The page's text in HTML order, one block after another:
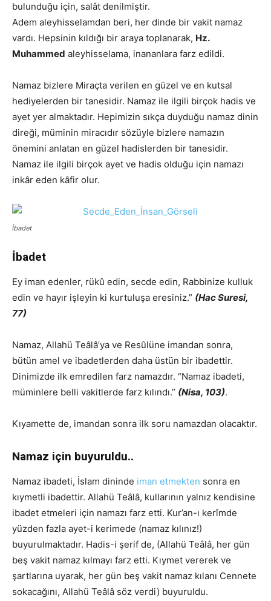
bulunduğu için, salât denilmiştir.
Adem aleyhisselamdan beri, her dinde bir vakit namaz
vardı. Hepsinin kıldığı bir araya toplanarak, Hz.
Muhammed aleyhisselama, inananlara farz edildi.
Namaz bizlere Miraçta verilen en güzel ve en kutsal
hediyelerden bir tanesidir. Namaz ile ilgili birçok hadis ve
ayet yer almaktadır. Hepimizin sıkça duyduğu namaz dinin
direği, müminin miracıdır sözüyle bizlere namazın
önemini anlatan en güzel hadislerden bir tanesidir.
Namaz ile ilgili birçok ayet ve hadis olduğu için namazı
inkâr eden kâfir olur.
İbadet
İbadet
Ey iman edenler, rükû edin, secde edin, Rabbinize kulluk
edin ve hayır işleyin ki kurtuluşa eresiniz.” (Hac Suresi,
77)
Namaz, Allahü Teâlâ’ya ve Resûlüne imandan sonra,
bütün amel ve ibadetlerden daha üstün bir ibadettir.
Dinimizde ilk emredilen farz namazdır. “Namaz ibadeti,
müminlere belli vakitlerde farz kılındı.” (Nisa, 103).
Kıyamette de, imandan sonra ilk soru namazdan olacaktır.
Namaz için buyuruldu..
Namaz ibadeti, İslam dininde iman etmekten sonra en
kıymetli ibadettir. Allahü Teâlâ, kullarının yalnız kendisine
ibadet etmeleri için namazı farz etti. Kur’an-ı kerîmde
yüzden fazla ayet-i kerimede (namaz kılınız!)
buyurulmaktadır. Hadis-i şerif de, (Allahü Teâlâ, her gün
beş vakit namaz kılmayı farz etti. Kıymet vererek ve
şartlarına uyarak, her gün beş vakit namaz kılanı Cennete
sokacağını, Allahü Teâlâ söz verdi) buyuruldu.